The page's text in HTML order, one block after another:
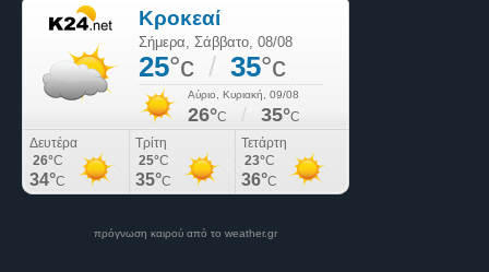
πρόγνωση καιρού από το weather.gr